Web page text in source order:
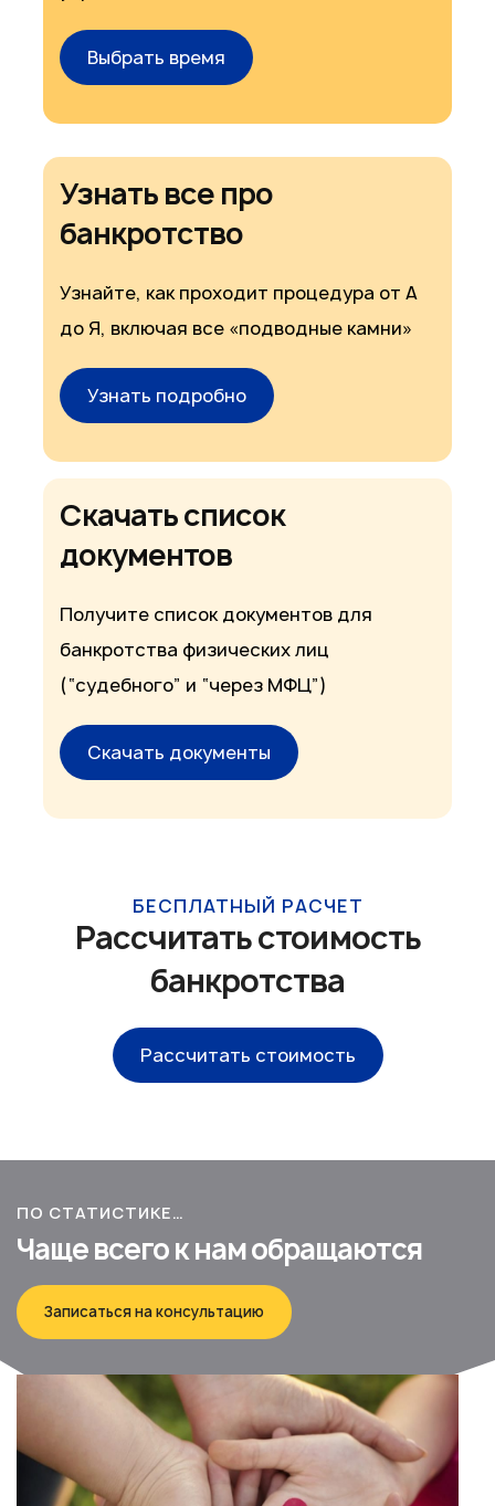
Выбрать время
Узнать все про
банкротство
Узнайте, как проходит процедура от А
до Я, включая все «подводные камни»
Узнать подробно
Скачать список
документов
Получите список документов для
банкротства физических лиц
(“судебного” и “через МФЦ”)
Скачать документы
БЕСПЛАТНЫЙ РАСЧЕТ
Рассчитать стоимость
банкротства
Рассчитать стоимость
ПО СТАТИСТИКЕ…
Чаще всего к нам обращаются
Записаться на консультацию